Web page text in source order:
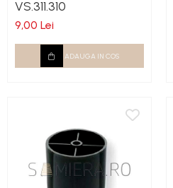
Rotile
Rotile Cauciucate
Rotile Necauciucate
VS.311.310
9,00 Lei
ADAUGA IN COS